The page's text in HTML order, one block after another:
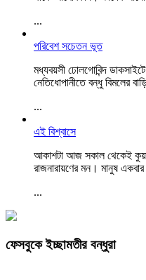
...
পরিবেশ সচেতন ভূত
মধ্যবয়সী ঢোলগোবিন্দ
নেতিধোপানীতে বন্ধু বিমলের
...
এই বিশ্বাসে
আকাশটা আজ সকাল থেকেই
রাজনারায়ণের মন। মানুষ
...
ফেসবুকে ইচ্ছামতীর বন্ধুরা